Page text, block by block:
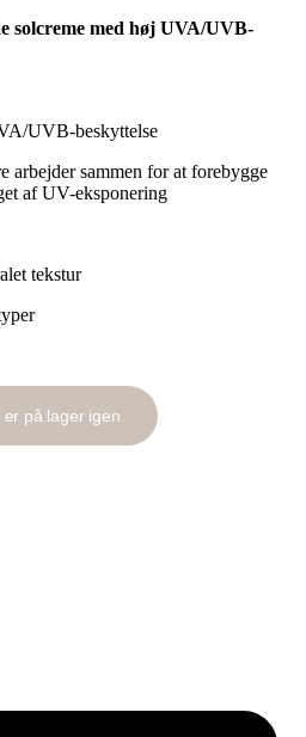
solcreme med høj UVA/UVB-
UVB-beskyttelse
arbejder sammen for at forebygge
af UV-eksponering
tekstur
på lager igen